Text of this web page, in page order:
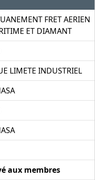
FRET AERIEN
ET DIAMANT
LIMETE INDUSTRIEL
aux membres